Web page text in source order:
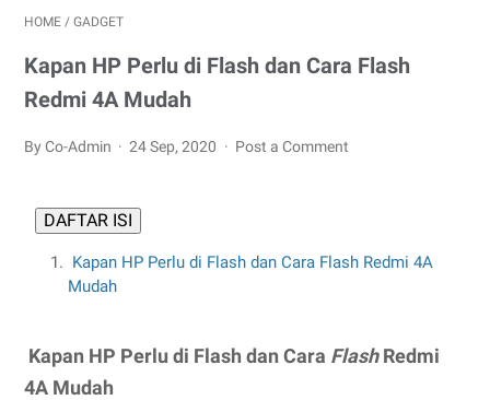
HOME / GADGET
Kapan HP Perlu di Flash dan Cara Flash
Redmi 4A Mudah
By Co-Admin 24 Sep, 2020 Post a Comment
DAFTAR ISI
Kapan HP Perlu di Flash dan Cara Flash Redmi 4A
Mudah
Kapan HP Perlu di Flash dan Cara FlashRedmi
4A Mudah